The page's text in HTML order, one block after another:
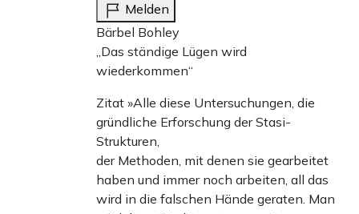
Melden
Bärbel Bohley
„Das ständige Lügen wird
wiederkommen“
Zitat »Alle diese Untersuchungen, die
gründliche Erforschung der Stasi-
Strukturen,
der Methoden, mit denen sie gearbeitet
haben und immer noch arbeiten, all das
wird in die falschen Hände geraten. Man